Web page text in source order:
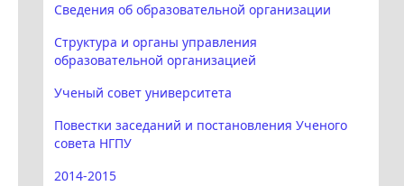
Сведения об образовательной организации
Структура и органы управления
образовательной организацией
Ученый совет университета
Повестки заседаний и постановления Ученого
совета НГПУ
2014-2015